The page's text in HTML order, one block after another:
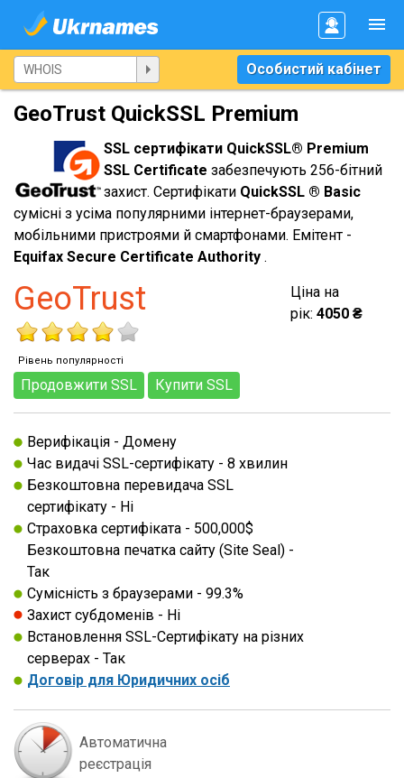
Особистий кабінет
GeoTrust QuickSSL Premium
SSL сертифікати QuickSSL® Premium
SSL Certificate забезпечують 256-бітний
захист. Сертифікати QuickSSL ® Basic
сумісні з усіма популярними інтернет-браузерами,
мобільними пристроями й смартфонами. Емітент -
Equifax Secure Certificate Authority .
GeoTrust
Рівень популярності
Ціна на
рік: 4050 ₴
Продовжити SSL Купити SSL
Верифікація - Домену
Час видачі SSL-сертифікату - 8 хвилин
Безкоштовна перевидача SSL
сертифікату - Нi
Страховка сертифіката - 500,000$
Безкоштовна печатка сайту (Site Seal) -
Так
Сумісність з браузерами - 99.3%
Захист субдоменів - Нi
Встановлення SSL-Сертифікату на різних
серверах - Так
Договір для Юридичних осіб
Автоматична
реєстрація